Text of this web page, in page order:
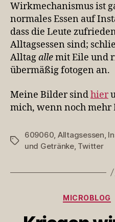
Wirkmechanismus ist
normales Essen auf
dass die Leute
Alltagsessen sind;
Alltagallemit Eile und
übermäßig fotogen an.
Meine Bilder sindhier
mich, wenn noch mehr
Schlagwörter
609060, Alltagsessen,
und Getränke, Twitter
MICROBLOG